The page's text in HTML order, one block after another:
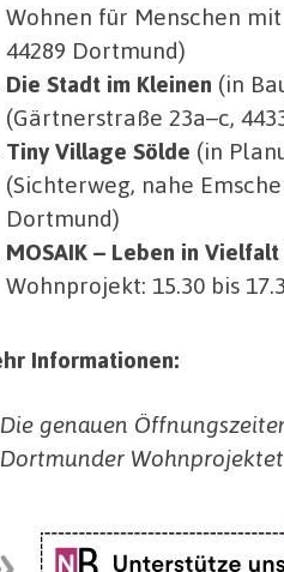
Wohnen für Menschen
44289 Dortmund)
Die Stadt im Kleinen (in
(Gärtnerstraße 23a–c,
Tiny Village Sölde (in
(Sichterweg, nahe
Dortmund)
MOSAIK – Leben in Vielfalt
Wohnprojekt: 15.30 bis
Informationen:
Die genauen
Dortmunder